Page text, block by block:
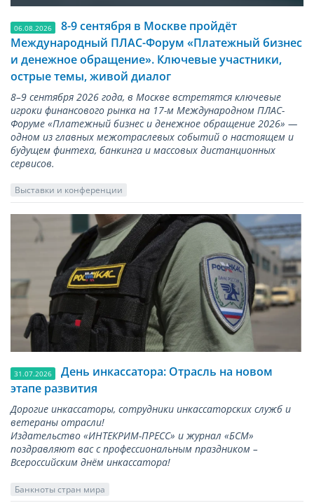
06.08.2026
8-9 сентября в Москве пройдёт
Международный ПЛАС-Форум «Платежный бизнес
и денежное обращение». Ключевые участники,
острые темы, живой диалог
8–9 сентября 2026 года, в Москве встретятся ключевые
игроки финансового рынка на 17-м Международном ПЛАС-
Форуме «Платежный бизнес и денежное обращение 2026» —
одном из главных межотраслевых событий о настоящем и
будущем финтеха, банкинга и массовых дистанционных
сервисов.
Выставки и конференции
31.07.2026
День инкассатора: Отрасль на новом
этапе развития
Дорогие инкассаторы, сотрудники инкассаторских служб и
ветераны отрасли!
Издательство «ИНТЕКРИМ-ПРЕСС» и журнал «БСМ»
поздравляют вас с профессиональным праздником –
Всероссийским днём инкассатора!
Банкноты стран мира